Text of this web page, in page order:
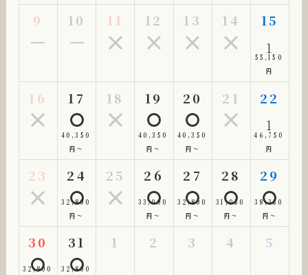
9 10 11 12 13 14
15
1
55,150
円
16 17
40,350
円～
18 19
40,350
円～
20
40,350
円～
21
22
1
46,750
円
23 24
32,800
円～
25 26
33,000
円～
27
32,800
円～
28
31,050
円～
29
38,350
円～
30
32,800
31
32,800
1 2 3 4 5